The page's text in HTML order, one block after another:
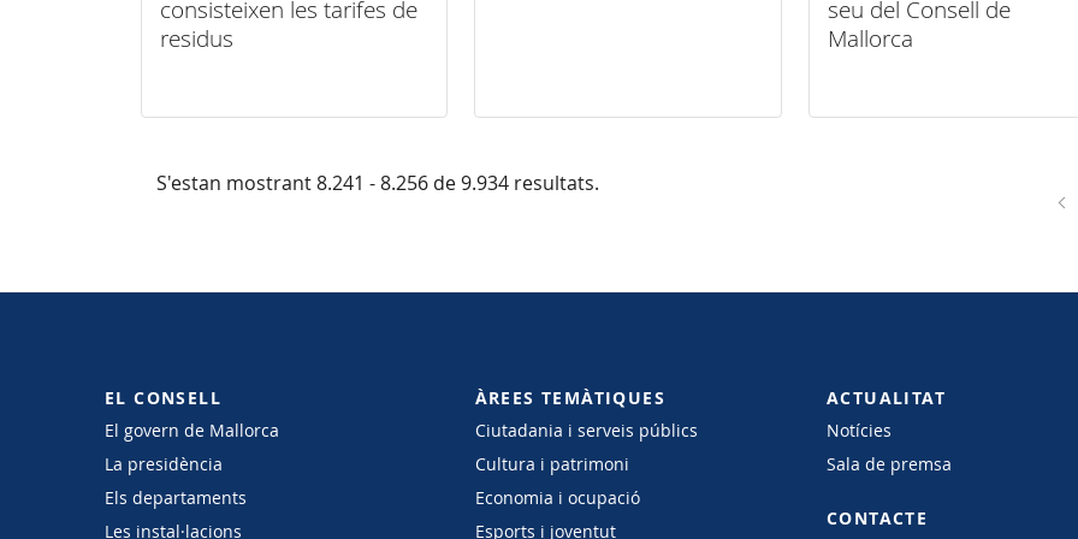
consisteixen les tarifes de
residus
seu del Consell de
Mallorca
S'estan mostrant 8.241 - 8.256 de 9.934 resultats.
EL CONSELL
El govern de Mallorca
La presidència
Els departaments
Les instal·lacions
ÀREES TEMÀTIQUES
Ciutadania i serveis públics
Cultura i patrimoni
Economia i ocupació
Esports i joventut
ACTUALITAT
Notícies
Sala de premsa
CONTACTE